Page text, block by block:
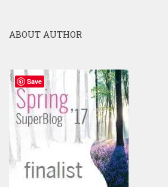
ABOUT AUTHOR
Save